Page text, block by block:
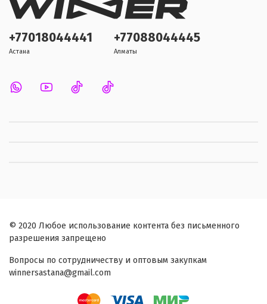
+77018044441
Астана
+77088044445
Алматы
© 2020 Любое использование контента без письменного
разрешения запрещено
Вопросы по сотрудничеству и оптовым закупкам
winnersastana@gmail.com